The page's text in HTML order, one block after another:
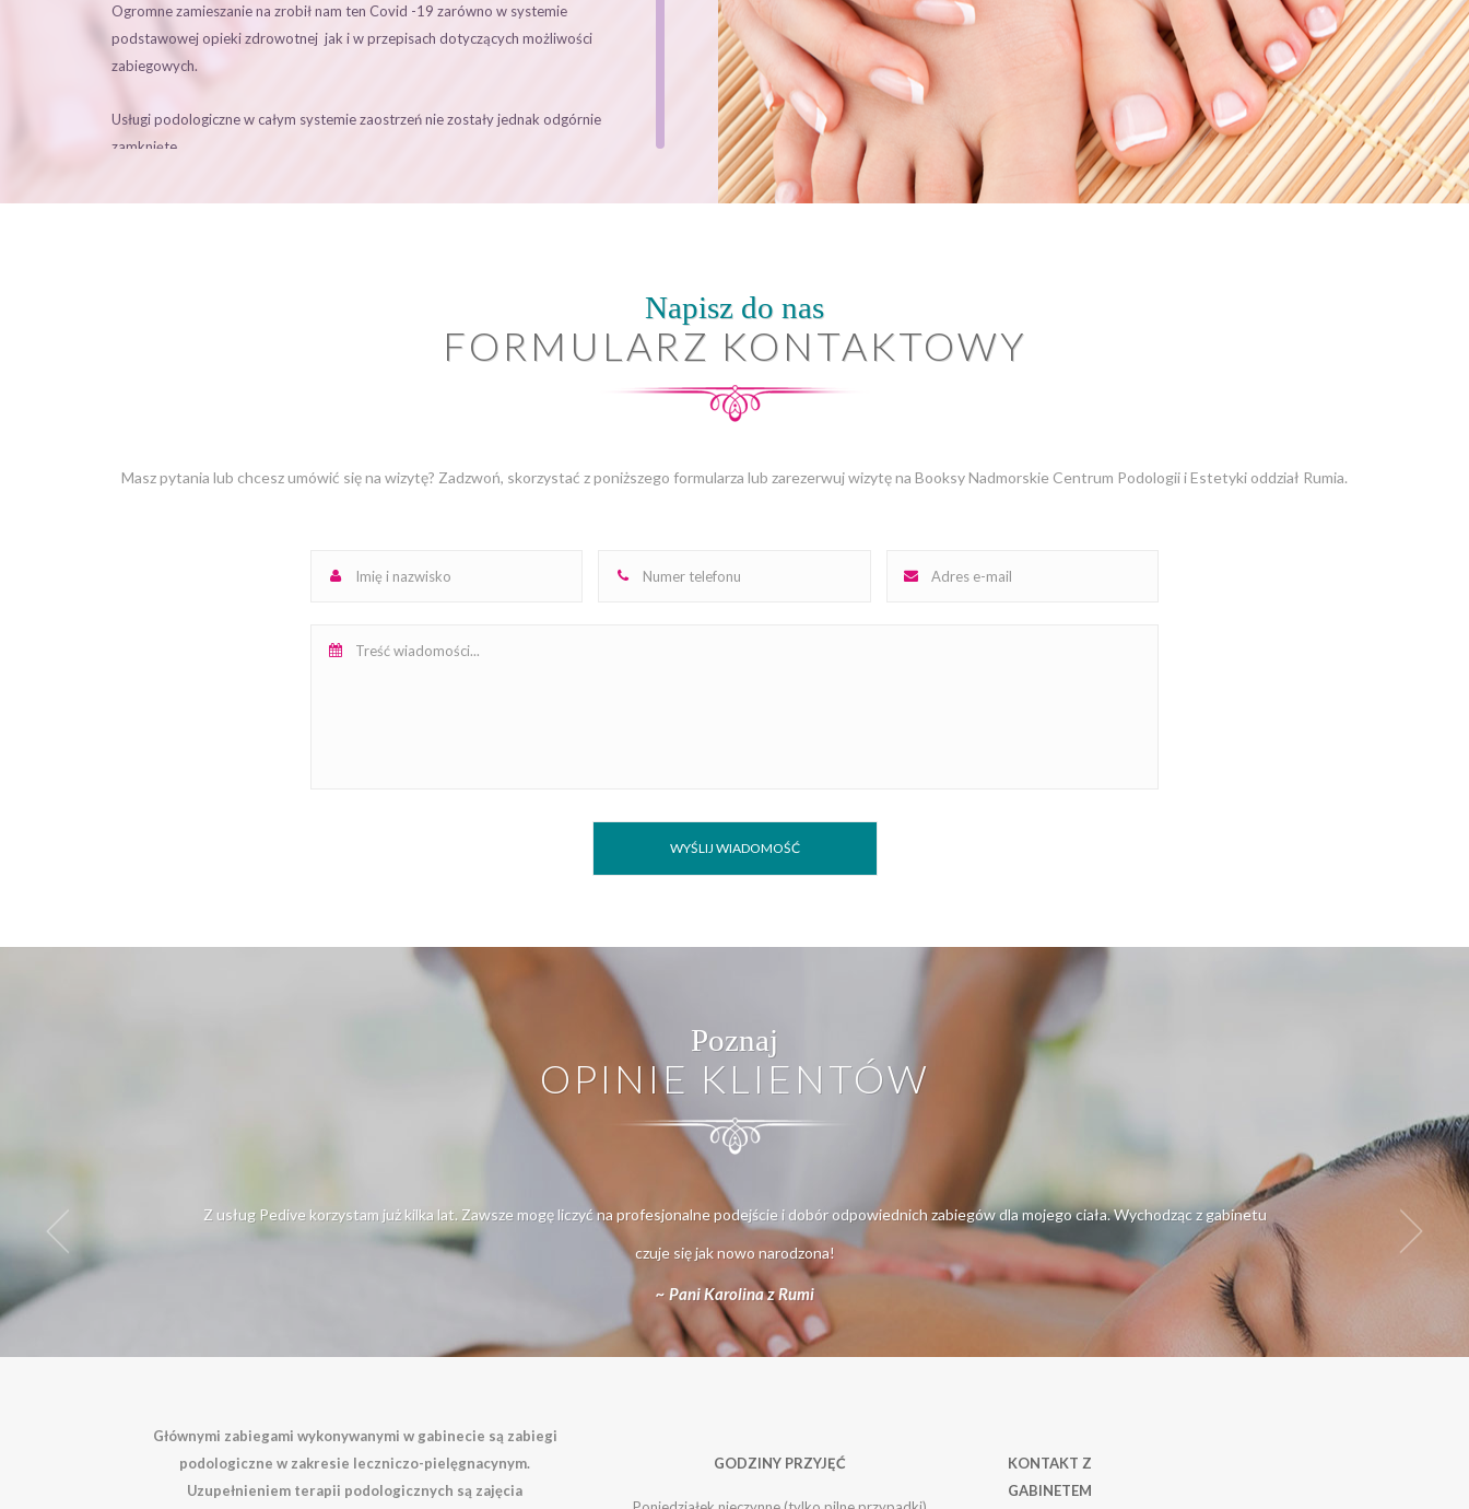
Ogromne zamieszanie na zrobił nam ten Covid -19 zarówno w systemie
podstawowej opieki zdrowotnej jak i w przepisach dotyczących możliwości
zabiegowych.
Usługi podologiczne w całym systemie zaostrzeń nie zostały jednak odgórnie
zamknięte.
Dlatego też w trosce o Was , zachowując dodatkowe środki ostrożności
- wrastające lub w wkręcające paznokcie w kontynuacji terapii,
oddzielany się dodatkowym zabezpieczeniem z plexy.
Po wejściu do gabinetu zostaniecie Państwo poproszeni o dezynfekcje i
umycie dłoni oraz podpisanie zgody na wykonanie zabiegu
podologicznego ( dodatkowo podczas stanu zagrożenia
Napisz do nas
FORMULARZ KONTAKTOWY
Masz pytania lub chcesz umówić się na wizytę? Zadzwoń, skorzystać z poniższego formularza lub zarezerwuj wizytę na Booksy Nadmorskie Centrum Podologii i Estetyki oddział Rumia.
WYŚLIJ WIADOMOŚĆ
Poznaj
OPINIE KLIENTÓW
Z usług Pedive korzystam już kilka lat. Zawsze mogę liczyć na profesjonalne podejście i dobór odpowiednich zabiegów dla mojego ciała. Wychodząc z gabinetu
czuje się jak nowo narodzona!
~ Pan Karol z Gdyni
Głównymi zabiegami wykonywanymi w gabinecie są zabiegi
podologiczne w zakresie leczniczo-pielęgnacynym.
Uzupełnieniem terapii podologicznych są zajęcia
GODZINY PRZYJĘĆ
KONTAKT Z
GABINETEM